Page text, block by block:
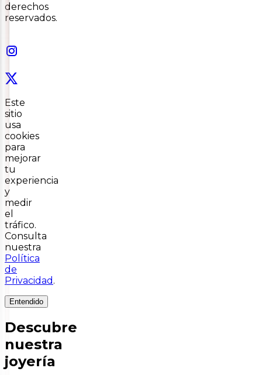
derechos
reservados.
Este
sitio
usa
cookies
para
mejorar
tu
experiencia
y
medir
el
tráfico.
Consulta
nuestra
Política
de
Privacidad .
Entendido
Descubre
nuestra
joyería